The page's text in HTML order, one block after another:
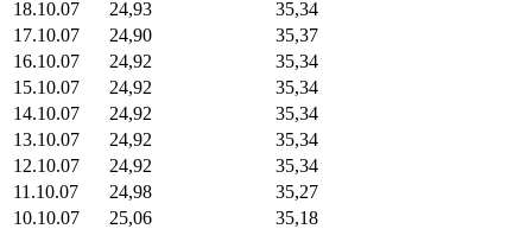
18.10.07
24,93
35,34
17.10.07
24,90
35,37
16.10.07
24,92
35,34
15.10.07
24,92
35,34
14.10.07
24,92
35,34
13.10.07
24,92
35,34
12.10.07
24,92
35,34
11.10.07
24,98
35,27
10.10.07
25,06
35,18